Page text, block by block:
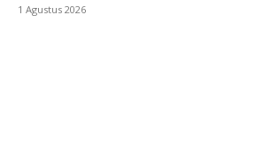
1 Agustus 2026